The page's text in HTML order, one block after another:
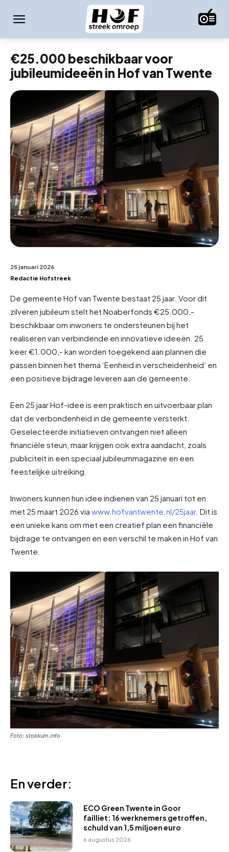
€25.000 beschikbaar voor
jubileumideeën in Hof van Twente
25 januari 2026
Redactie Hofstreek
De gemeente Hof van Twente bestaat 25 jaar. Voor dit
zilveren jubileum stelt het Noaberfonds €25.000,-
beschikbaar om inwoners te ondersteunen bij het
realiseren van verbindende en innovatieve ideeën. 25
keer €1.000,- kan worden toegekend aan plannen die
passen binnen het thema ‘Eenheid in verscheidenheid’ en
een positieve bijdrage leveren aan de gemeente.
Een 25 jaar Hof-idee is een praktisch en uitvoerbaar plan
dat de verbondenheid in de gemeente versterkt.
Geselecteerde initiatieven ontvangen niet alleen
financiële steun, maar krijgen ook extra aandacht, zoals
publiciteit in een speciaal jubileummagazine en een
feestelijke uitreiking.
Inwoners kunnen hun idee indienen van 25 januari tot en
met 25 maart 2026 via www.hofvantwente.nl/25jaar. Dit is
een unieke kans om met een creatief plan een financiële
bijdrage te ontvangen en een verschil te maken in Hof van
Twente.
Foto: stokkum.info
En verder:
ECO Green Twente in Goor
failliet: 16 werknemers getroffen,
schuld van 1,5 miljoen euro
6 augustus 2026